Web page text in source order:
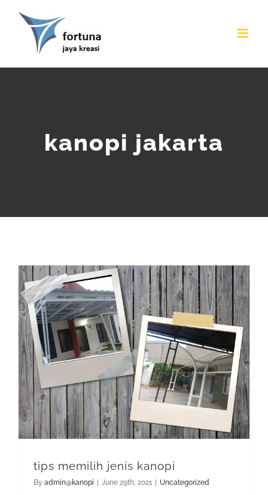
kanopi jakarta
tips memilih jenis kanopi
By admin@kanopi | June 29th, 2021 | Uncategorized